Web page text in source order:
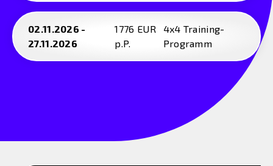
02.11.2026 -
27.11.2026
1776 EUR
p.P.
4x4 Training-
Programm